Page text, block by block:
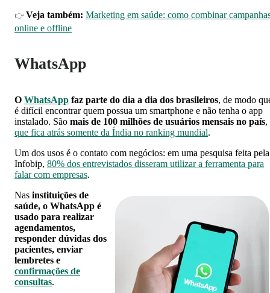
👉 Veja também: Marketing em saúde: como combinar
online e offline
WhatsApp
O WhatsApp faz parte do dia a dia dos brasileiros, de modo
é difícil encontrar quem possua um smartphone e não tenha o app
instalado. São mais de 100 milhões de usuários mensais no país,
que fica atrás somente da Índia no ranking mundial.
Um dos usos é o contato com negócios: em uma pesquisa feita pela
Infobip, 80% dos entrevistados disseram utilizar a ferramenta para
falar com empresas.
Nas instituições de
saúde, o WhatsApp é
usado para realizar
agendamentos,
responder dúvidas dos
pacientes, enviar
lembretes e
confirmações de
consultas.